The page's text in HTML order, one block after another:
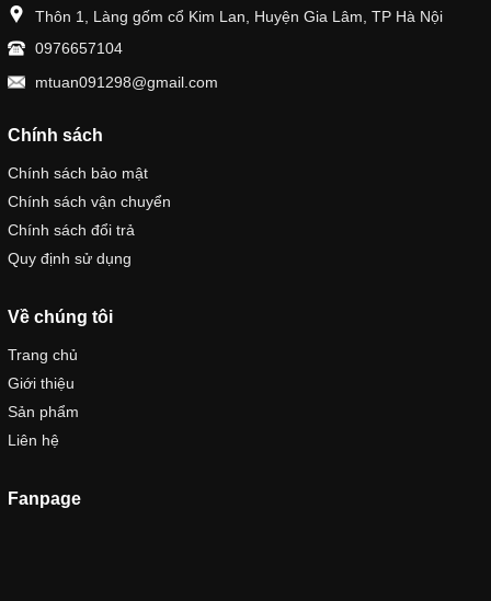
Thôn 1, Làng gốm cổ Kim Lan, Huyện Gia Lâm, TP Hà Nội
0976657104
mtuan091298@gmail.com
Chính sách
Chính sách bảo mật
Chính sách vận chuyển
Chính sách đổi trả
Quy định sử dụng
Về chúng tôi
Trang chủ
Giới thiệu
Sản phẩm
Liên hệ
Fanpage